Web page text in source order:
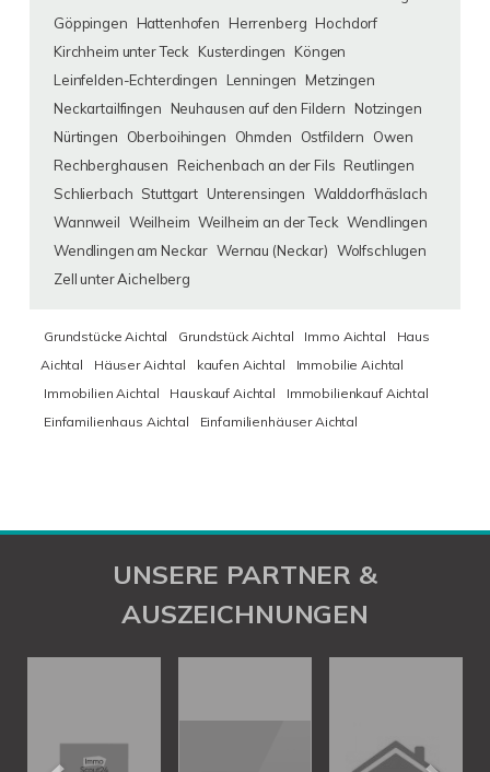
Göppingen
Hattenhofen Herrenberg Hochdorf
Kirchheim unter Teck
Kusterdingen
Köngen
Leinfelden-Echterdingen
Lenningen
Metzingen
Neckartailfingen
Neuhausen auf den Fildern
Notzingen
Nürtingen
Oberboihingen Ohmden Ostfildern
Owen
Rechberghausen
Reichenbach an der Fils Reutlingen
Schlierbach Stuttgart Unterensingen Walddorfhäslach
Wannweil Weilheim Weilheim an der Teck Wendlingen
Wendlingen am Neckar Wernau (Neckar) Wolfschlugen
Zell unter Aichelberg
Grundstücke Aichtal Grundstück Aichtal Immo Aichtal
Haus
Aichtal
Häuser Aichtal kaufen Aichtal
Immobilie Aichtal
Immobilien Aichtal
Hauskauf Aichtal
Immobilienkauf Aichtal
Einfamilienhaus Aichtal
Einfamilienhäuser Aichtal
UNSERE PARTNER &
AUSZEICHNUNGEN